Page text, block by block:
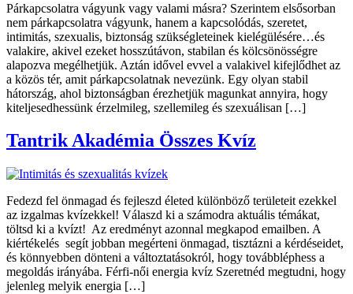
Párkapcsolatra vágyunk vagy valami másra? Szerintem elsősorban
nem párkapcsolatra vágyunk, hanem a kapcsolódás, szeretet,
intimitás, szexualis, biztonság szükségleteinek kielégülésére…és
valakire, akivel ezeket hosszútávon, stabilan és kölcsönösségre
alapozva megélhetjük. Aztán idővel evvel a valakivel kifejlődhet az
a közös tér, amit párkapcsolatnak nevezünk. Egy olyan stabil
hátország, ahol biztonságban érezhetjük magunkat annyira, hogy
kiteljesedhessünk érzelmileg, szellemileg és szexuálisan […]
Tantrik Akadémia Összes Kvíz
Fedezd fel önmagad és fejleszd életed különböző területeit ezekkel
az izgalmas kvízekkel! Válaszd ki a számodra aktuális témákat,
töltsd ki a kvízt! Az eredményt azonnal megkapod emailben. A
kiértékelés segít jobban megérteni önmagad, tisztázni a kérdéseidet,
és könnyebben dönteni a változtatásokról, hogy továbbléphess a
megoldás irányába. Férfi-női energia kvíz Szeretnéd megtudni, hogy
jelenleg melyik energia […]